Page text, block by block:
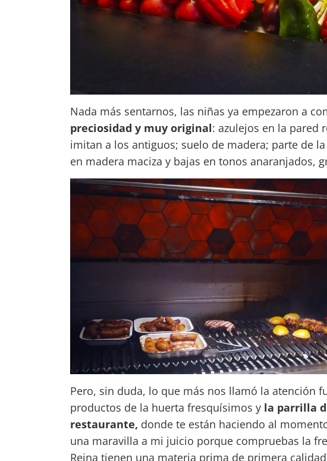
Nada más sentarnos, las niñas ya empezaron a
preciosidad y muy original: azulejos en la pared
imitan a los antiguos; suelo de madera; parte de
en madera maciza y bajas en tonos anaranjados,
Pero, sin duda, lo que más nos llamó la atención
productos de la huerta fresquísimos y la parrilla
restaurante, donde te están haciendo al
una maravilla a mi juicio porque compruebas la
Reina tienen una materia prima de primera